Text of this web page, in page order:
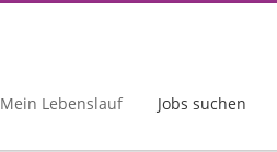
Mein Lebenslauf Jobs suchen